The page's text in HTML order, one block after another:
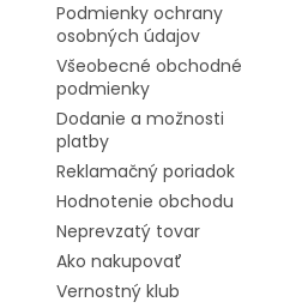
Podmienky ochrany
osobných údajov
Všeobecné obchodné
podmienky
Dodanie a možnosti
platby
Reklamačný poriadok
Hodnotenie obchodu
Neprevzatý tovar
Ako nakupovať
Vernostný klub